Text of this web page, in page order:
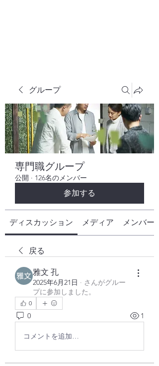
グループ
専門職グループ
公開 · 126名のメンバー
参加する
ディスカッション メディア メンバー
戻る
雅文 孔
2025年6月21日 · さんがグルー
プに参加しました。
0
0 1
コメントを追加…